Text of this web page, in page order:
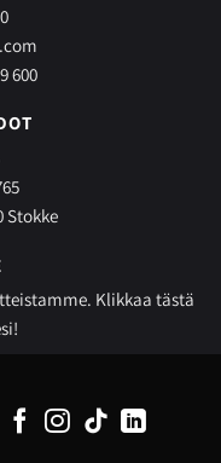
600
Stokke
Klikkaa tästä